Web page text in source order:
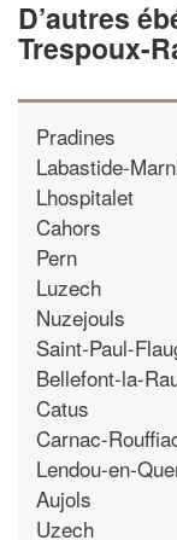
D’autres
Trespoux-
Pradines
Labastide-
Lhospitalet
Cahors
Pern
Luzech
Nuzejouls
Saint-Paul-
Bellefont-la-
Catus
Carnac-
Lendou-en-
Aujols
Uzech